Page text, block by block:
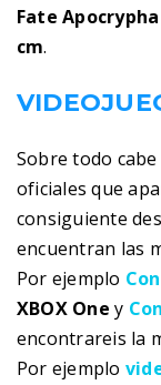
Fate
cm.
Sobre todo
oficiales que
consiguiente
encuentran las
Por ejemplo
XBOX One y
encontrareis la
Por ejemplo